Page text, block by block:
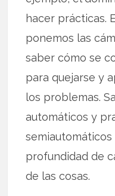
hacer prácticas.
ponemos las
saber cómo se
para quejarse y
los problemas.
automáticos y
profundidad de
de las cosas.